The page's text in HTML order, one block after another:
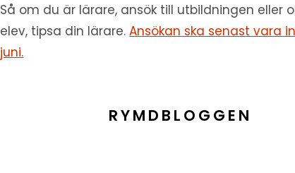
Så om du är lärare, ansök till utbildningen eller
elev, tipsa din lärare.Ansökan ska senast vara
juni.
RYMDBLOGGEN